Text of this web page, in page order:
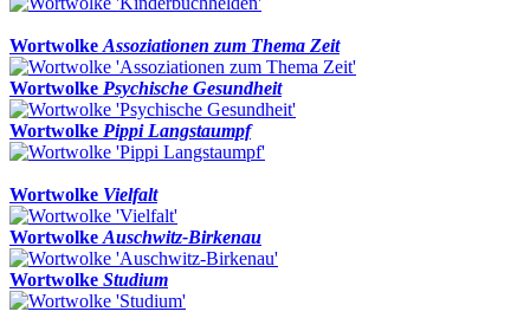
Wortwolke Assoziationen zum Thema Zeit
Wortwolke Psychische Gesundheit
Wortwolke Pippi Langstaumpf
Wortwolke Vielfalt
Wortwolke Auschwitz-Birkenau
Wortwolke Studium